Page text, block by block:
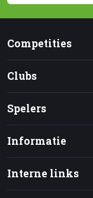
Competities
Clubs
Spelers
Informatie
Interne links